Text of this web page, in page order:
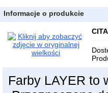
Informacje o produkcie
Farby LAYER to